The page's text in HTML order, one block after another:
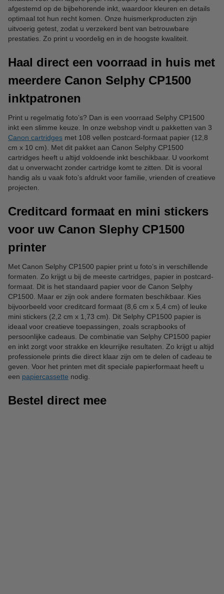
afgestemd op de bijbehorende inkt, waardoor kleuren en details
optimaal tot hun recht komen. Onze huismerkproducten zijn
uitvoerig getest, zodat u verzekerd bent van betrouwbare
prestaties. Zo print u voordelig en in de hoogste kwaliteit.
Haal direct een voorraad in huis met
meerdere Canon Selphy CP1500
inktpatronen
Print u regelmatig foto’s? Dan is een voorraad Selphy CP1500
inkt een slimme keuze. In onze webshop vindt u pakketten van 3
Canon cartridges met 108 vellen postcard-formaat papier (12,8
cm x 10 cm). Met dit pakket aan Canon Selphy CP1500
cartridges heeft u altijd voldoende inkt beschikbaar. U voorkomt
dat u onverwacht zonder cartridge komt te zitten. Dit is vooral
handig als u vaak foto’s afdrukt voor familie, vrienden of creatieve
projecten.
Creditcard formaat en mini stickers
voor uw Canon Slephy CP1500
printer
Met Canon Selphy CP1500 papier print u foto’s in verschillende
formaten. Zo krijgt u bij de meeste cartridges, papier in postcard-
formaat. Dit is het standaard papier voor de Canon Selphy
CP1500. Maar er zijn ook andere formaten beschikbaar. Kies
bijvoorbeeld voor creditcard formaat (8,6 cm x 5,4 cm) of leuke
mini stickers (2,2 cm x 1,73 cm). Dit Selphy CP1500 papier is
ideaal voor creatieve toepassingen, zoals scrapbooks of
persoonlijke cadeaus. De combinatie van Selphy CP1500 papier
en inkt zorgt voor strakke en kleurrijke resultaten. Zo krijgt u altijd
professionele prints die direct klaar zijn om te delen of cadeau te
geven. Voor het printen met dit speciale papierformaat heeft u
een papiercassette nodig.
Bestel direct mee